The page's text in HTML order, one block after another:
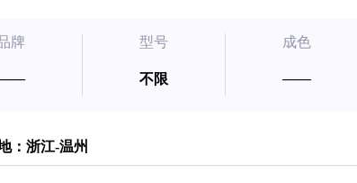
牌 型号
不限
成色
——
：浙江-温州